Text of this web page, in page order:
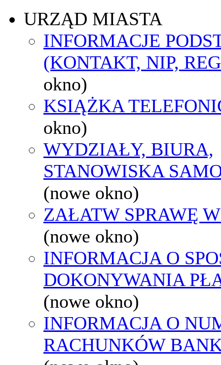
URZĄD MIASTA
INFORMACJE
(KONTAKT, NIP,
okno)
KSIĄŻKA
okno)
WYDZIAŁY, BIURA,
STANOWISKA
(nowe okno)
ZAŁATW SPRAWĘ
(nowe okno)
INFORMACJA O
DOKONYWANIA
(nowe okno)
INFORMACJA O
RACHUNKÓW